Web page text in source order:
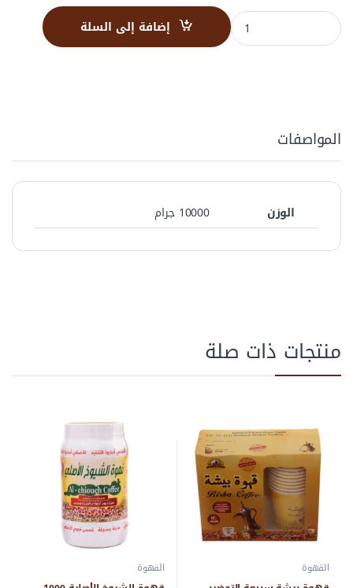
قهوة بيشة 10 كيلو quantity إضافة إلى السلة
المواصفات
الوزن 10000 جرام
منتجات ذات صلة
القهوة القهوة